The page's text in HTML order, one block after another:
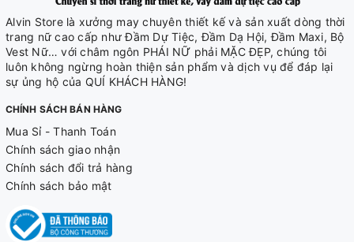
Alvin Store là xưởng may chuyên thiết kế và sản xuất dòng thời
trang nữ cao cấp như Đầm Dự Tiệc, Đầm Dạ Hội, Đầm Maxi, Bộ
Vest Nữ… với châm ngôn PHÁI NỮ phải MẶC ĐẸP, chúng tôi
luôn không ngừng hoàn thiện sản phẩm và dịch vụ để đáp lại
sự ủng hộ của QUÍ KHÁCH HÀNG!
CHÍNH SÁCH BÁN HÀNG
Mua Sỉ - Thanh Toán
Chính sách giao nhận
Chính sách đổi trả hàng
Chính sách bảo mật